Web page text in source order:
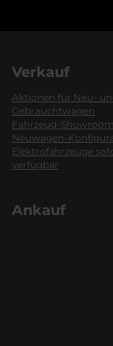
Verkauf
Aktionen für Neu-
Gebrauchtwagen
Fahrzeug-Showroom
Neuwagen-
Elektrofahrzeuge
verfügbar
Ankauf